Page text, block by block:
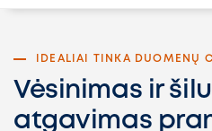
IDEALIAI TINKA DUOMENŲ
Vėsinimas ir
atgavimas